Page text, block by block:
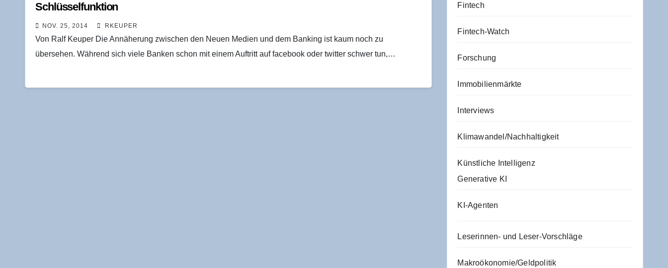
Schlüsselfunktion
NOV. 25, 2014 RKEUPER
Von Ralf Keuper Die Annäherung zwischen den Neuen Medien und dem Banking ist kaum noch zu
übersehen. Während sich viele Banken schon mit einem Auftritt auf facebook oder twitter schwer tun,…
Fintech
Fintech-Watch
Forschung
Immobilienmärkte
Interviews
Klimawandel/Nachhaltigkeit
Künstliche Intelligenz
Generative KI
KI-Agenten
Leserinnen- und Leser-Vorschläge
Makroökonomie/Geldpolitik